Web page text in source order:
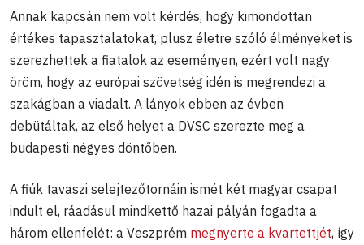
Annak kapcsán nem volt kérdés, hogy kimondottan
értékes tapasztalatokat, plusz életre szóló élményeket is
szerezhettek a fiatalok az eseményen, ezért volt nagy
öröm, hogy az európai szövetség idén is megrendezi a
szakágban a viadalt. A lányok ebben az évben
debütáltak, az első helyet a DVSC szerezte meg a
budapesti négyes döntőben.
A fiúk tavaszi selejtezőtornáin ismét két magyar csapat
indult el, ráadásul mindkettő hazai pályán fogadta a
három ellenfelét: a Veszprém megnyerte a kvartettjét, így